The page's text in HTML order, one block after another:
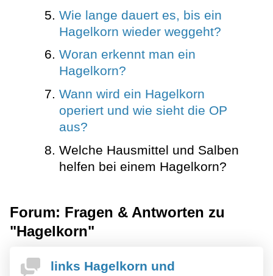
Wie lange dauert es, bis ein
Hagelkorn wieder weggeht?
Woran erkennt man ein
Hagelkorn?
Wann wird ein Hagelkorn
operiert und wie sieht die OP
aus?
Welche Hausmittel und Salben
helfen bei einem Hagelkorn?
Forum: Fragen & Antworten zu
"Hagelkorn"
links Hagelkorn und